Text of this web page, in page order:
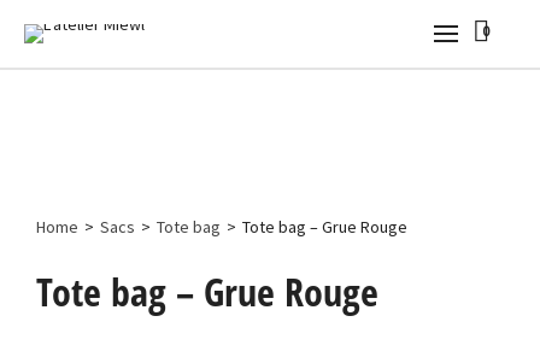
0
Home > Sacs > Tote bag > Tote bag – Grue Rouge
Tote bag – Grue Rouge